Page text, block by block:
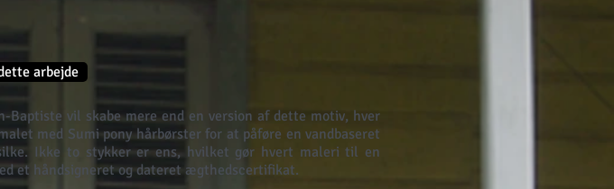
arbejde
vil skabe mere end en version af dette motiv, hver
med Sumi pony hårbørster for at påføre en vandbaseret
Ikke to stykker er ens, hvilket gør hvert maleri til en
et håndsigneret og dateret ægthedscertifikat.